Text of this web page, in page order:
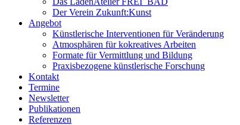
Der Verein Zukunft:Kunst
Angebot
Künstlerische Interventionen für Veränderung
Atmosphären für kokreatives Arbeiten
Formate für Vermittlung und Bildung
Praxisbezogene künstlerische Forschung
Kontakt
Termine
Newsletter
Publikationen
Referenzen